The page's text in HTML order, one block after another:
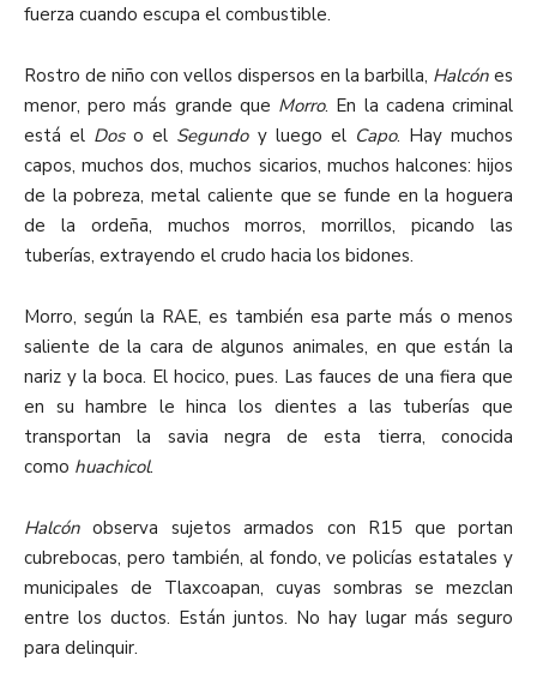
fuerza cuando escupa el combustible.
Rostro de niño con vellos dispersos en la barbilla, Halcón es
menor, pero más grande que Morro. En la cadena criminal
está el Dos o el Segundo y luego el Capo. Hay muchos
capos, muchos dos, muchos sicarios, muchos halcones: hijos
de la pobreza, metal caliente que se funde en la hoguera
de la ordeña, muchos morros, morrillos, picando las
tuberías, extrayendo el crudo hacia los bidones.
Morro, según la RAE, es también esa parte más o menos
saliente de la cara de algunos animales, en que están la
nariz y la boca. El hocico, pues. Las fauces de una fiera que
en su hambre le hinca los dientes a las tuberías que
transportan la savia negra de esta tierra, conocida
como huachicol.
Halcón observa sujetos armados con R15 que portan
cubrebocas, pero también, al fondo, ve policías estatales y
municipales de Tlaxcoapan, cuyas sombras se mezclan
entre los ductos. Están juntos. No hay lugar más seguro
para delinquir.